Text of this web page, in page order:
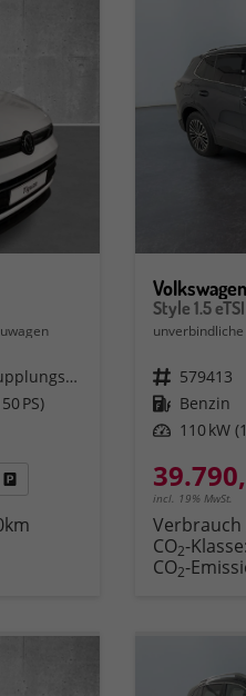
Doppelkupplungsgetriebe (DSG)
PS)
Datei, Fahrzeugexposé drucken
Fahrzeug parken
Style 1.5
Fahrzeugnr. 579413
Kraftstoff Benzin
Leistung 110 kW
incl. 19% MwSt.
CO2-Klasse:
CO2-